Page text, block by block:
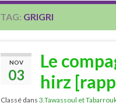
TAG: GRIGRI
NOV
03
Le
hirz
Classé dans 3.Tawassoul et